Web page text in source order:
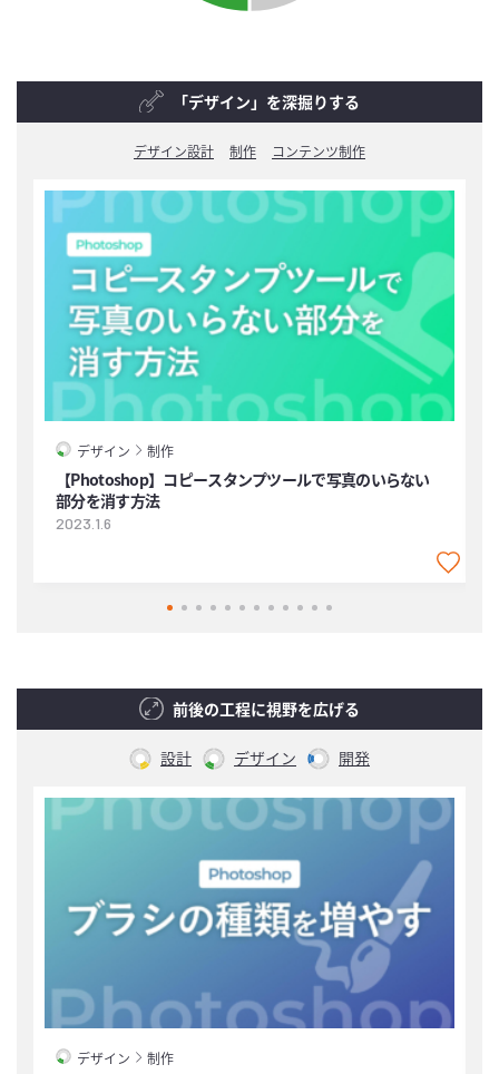
「デザイン」を深掘りする
デザイン設計 制作 コンテンツ制作
デザイン 制作
【Photoshop】コピースタンプツールで写真のいらない
部分を消す方法
2023.1.6
前後の工程に視野を広げる
設計 デザイン 開発
デザイン 制作